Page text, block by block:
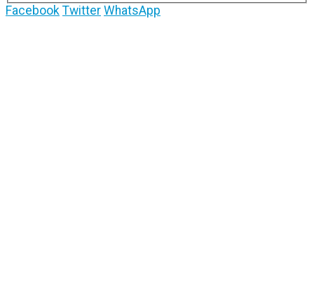
Facebook Twitter WhatsApp